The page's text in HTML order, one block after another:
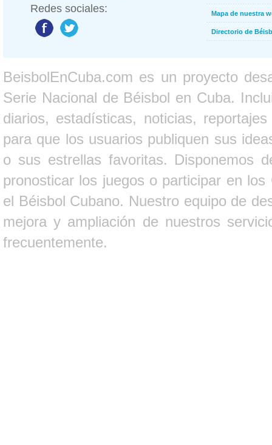
Redes sociales: Mapa de nuestra
Directorio de
BeisbolEnCuba.com es un proyecto
Serie Nacional de Béisbol en Cuba.
diarios, estadísticas, noticias,
para que los usuarios publiquen sus
o sus estrellas favoritas. Disponemos
pronosticar los juegos o participar en
el Béisbol Cubano. Nuestro equipo de
mejora y ampliación de nuestros
frecuentemente.